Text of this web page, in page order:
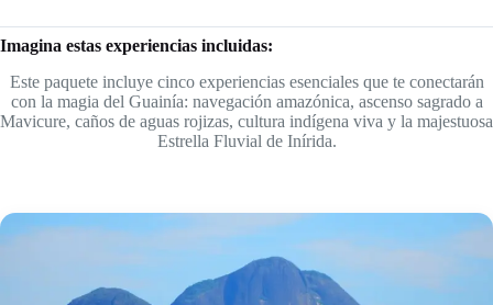
Imagina estas experiencias incluidas:
Este paquete incluye cinco experiencias esenciales que te conectarán
con la magia del Guainía: navegación amazónica, ascenso sagrado a
Mavicure, caños de aguas rojizas, cultura indígena viva y la majestuosa
Estrella Fluvial de Inírida.